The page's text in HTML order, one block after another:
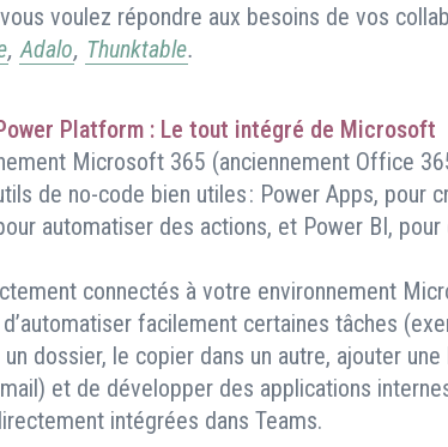
voulez répondre aux besoins de vos
, Adalo, Thunktable.
Platform : Le tout intégré de Microsoft
Microsoft 365 (anciennement Office
de no-code bien utiles : Power Apps, pour
automatiser des actions, et Power BI,
connectés à votre environnement
facilement certaines tâches
dossier, le copier dans un autre, ajouter
et de développer des applications
intégrées dans Teams.